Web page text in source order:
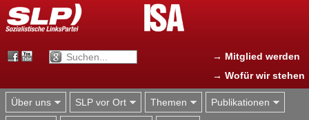
Jump to navigation
→ Mitglied werden
→ Wofür wir stehen
Über uns SLP vor Ort Themen Publikationen